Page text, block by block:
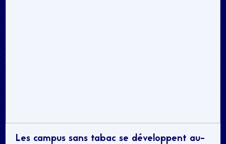
Les campus sans tabac se développent au-